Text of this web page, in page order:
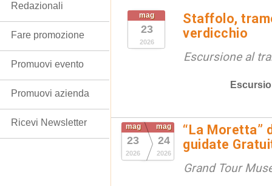
mag
23
2026
Staffolo,
verdicchio
Escursione al
mag
23
2026
mag
24
2026
“La Moretta”
guidate
Grand Tour
Redazionali
Fare promozione
Promuovi evento
Promuovi azienda
Ricevi Newsletter